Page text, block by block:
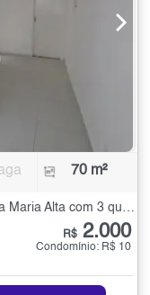
70 m²
Condomínio Fechado para Alugar na Vila Maria Alta com 3 quartos - 70 m²
R$ 2.000
Condomínio: R$ 10